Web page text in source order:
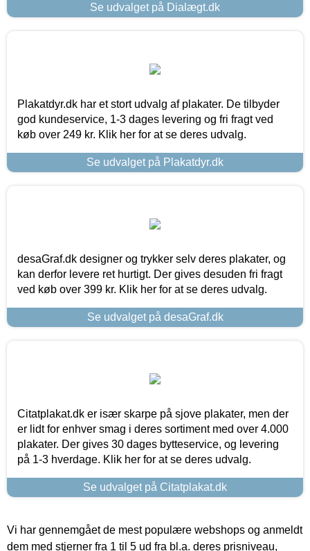
Se udvalget på Dialægt.dk
Plakatdyr.dk har et stort udvalg af plakater. De tilbyder
god kundeservice, 1-3 dages levering og fri fragt ved
køb over 249 kr. Klik her for at se deres udvalg.
Se udvalget på Plakatdyr.dk
desaGraf.dk designer og trykker selv deres plakater, og
kan derfor levere ret hurtigt. Der gives desuden fri fragt
ved køb over 399 kr. Klik her for at se deres udvalg.
Se udvalget på desaGraf.dk
Citatplakat.dk er især skarpe på sjove plakater, men der
er lidt for enhver smag i deres sortiment med over 4.000
plakater. Der gives 30 dages bytteservice, og levering
på 1-3 hverdage. Klik her for at se deres udvalg.
Se udvalget på Citatplakat.dk
Vi har gennemgået de mest populære webshops og anmeldt
dem med stjerner fra 1 til 5 ud fra bl.a. deres prisniveau,